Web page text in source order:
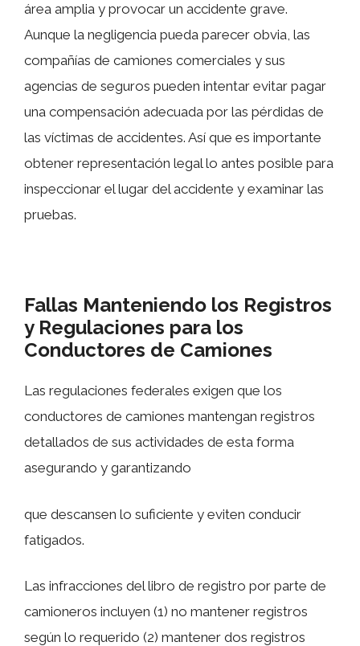
área amplia y provocar un accidente grave.
Aunque la negligencia pueda parecer obvia, las
compañías de camiones comerciales y sus
agencias de seguros pueden intentar evitar pagar
una compensación adecuada por las pérdidas de
las víctimas de accidentes. Así que es importante
obtener representación legal lo antes posible para
inspeccionar el lugar del accidente y examinar las
pruebas.
Fallas Manteniendo los Registros
y Regulaciones para los
Conductores de Camiones
Las regulaciones federales exigen que los
conductores de camiones mantengan registros
detallados de sus actividades de esta forma
asegurando y garantizando
que descansen lo suficiente y eviten conducir
fatigados.
Las infracciones del libro de registro por parte de
camioneros incluyen (1) no mantener registros
según lo requerido (2) mantener dos registros